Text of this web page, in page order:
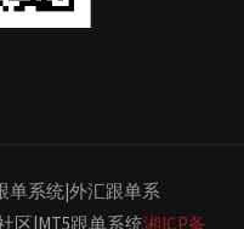
单系统|外汇跟单系
区|MT5跟单系统湘ICP备